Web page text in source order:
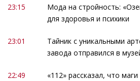
23:15
Мода на стройность:
для здоровья и психики
23:01
Тайник с уникальными
завода отправился в
22:49
«112» рассказал, что